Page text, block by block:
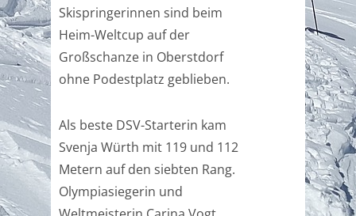
Skispringerinnen sind beim
Heim-Weltcup auf der
Großschanze in Oberstdorf
ohne Podestplatz geblieben.
Als beste DSV-Starterin kam
Svenja Würth mit 119 und 112
Metern auf den siebten Rang.
Olympiasiegerin und